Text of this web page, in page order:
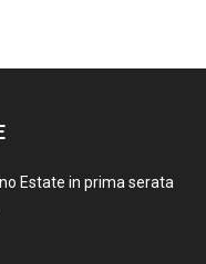
Estate in prima serata